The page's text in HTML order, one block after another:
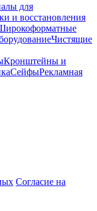
для
и восстановления
Чистящие
Кронштейны и
СейфыРекламная
Согласие на